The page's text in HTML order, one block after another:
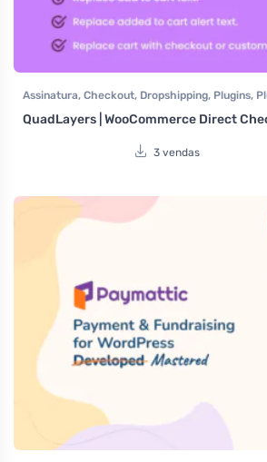
Assinatura, Checkout, Dropshipping, Plugins,
QuadLayers | WooCommerce Direct
3 vendas